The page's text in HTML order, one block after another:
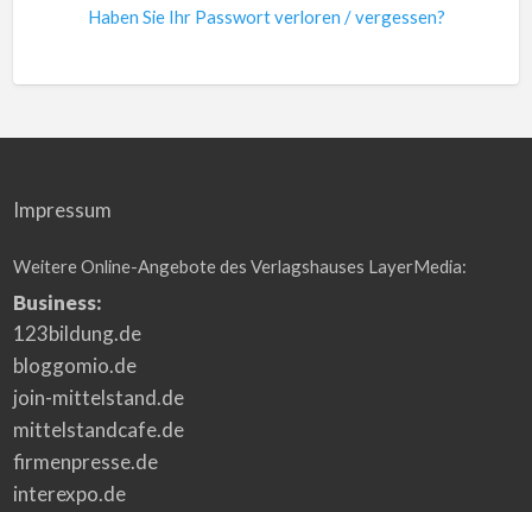
Haben Sie Ihr Passwort verloren / vergessen?
Impressum
Weitere Online-Angebote des Verlagshauses LayerMedia:
Business:
123bildung.de
bloggomio.de
join-mittelstand.de
mittelstandcafe.de
firmenpresse.de
interexpo.de